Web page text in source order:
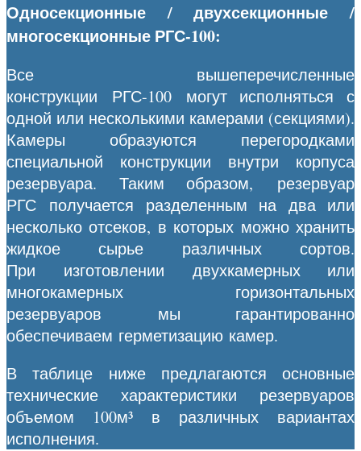
Односекционные / двухсекционные /
многосекционные РГС-100:
Все вышеперечисленные
конструкции РГС-100 могут исполняться с
одной или несколькими камерами (секциями).
Камеры образуются перегородками
специальной конструкции внутри корпуса
резервуара. Таким образом, резервуар
РГС получается разделенным на два или
несколько отсеков, в которых можно хранить
жидкое сырье различных сортов.
При изготовлении двухкамерных или
многокамерных горизонтальных
резервуаров мы гарантированно
обеспечиваем герметизацию камер.
В таблице ниже предлагаются основные
технические характеристики резервуаров
объемом 100м³ в различных вариантах
исполнения.